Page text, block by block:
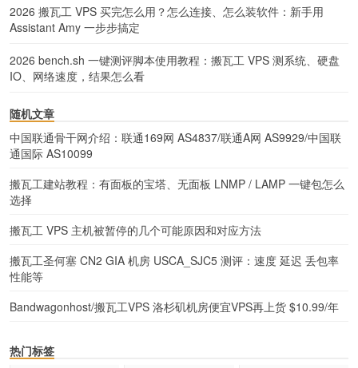
2026 搬瓦工 VPS 买完怎么用？怎么连接、怎么装软件：新手用
Assistant Amy 一步步搞定
2026 bench.sh 一键测评脚本使用教程：搬瓦工 VPS 测系统、硬盘
IO、网络速度，结果怎么看
随机文章
中国联通骨干网介绍：联通169网 AS4837/联通A网 AS9929/中国联
通国际 AS10099
搬瓦工建站教程：有面板的宝塔、无面板 LNMP / LAMP 一键包怎么
选择
搬瓦工 VPS 主机被暂停的几个可能原因和对应方法
搬瓦工圣何塞 CN2 GIA 机房 USCA_SJC5 测评：速度 延迟 丢包率
性能等
Bandwagonhost/搬瓦工VPS 洛杉矶机房便宜VPS再上货 $10.99/年
热门标签